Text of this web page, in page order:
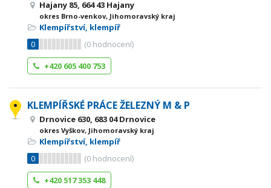
Hajany 85, 664 43 Hajany
okres Brno-venkov, Jihomoravský kraj
Klempířství, klempíř
0
(0 hodnocení)
+420 605 400 753
KLEMPÍŘSKÉ PRÁCE ŽELEZNÝ M & P
Drnovice 630, 683 04 Drnovice
okres Vyškov, Jihomoravský kraj
Klempířství, klempíř
0
(0 hodnocení)
+420 517 353 448